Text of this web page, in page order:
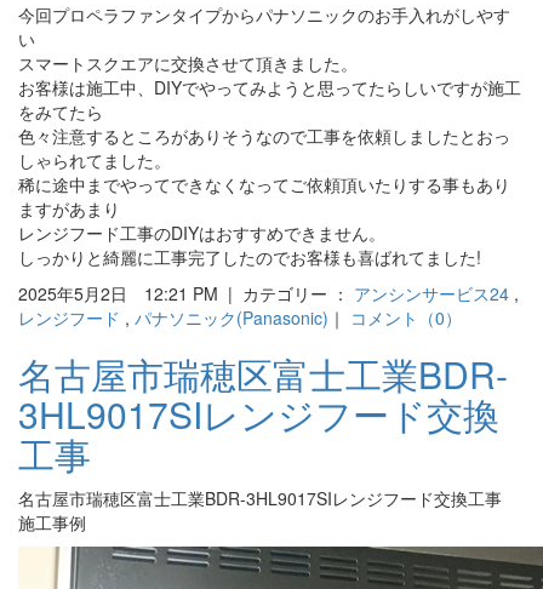
今回プロペラファンタイプからパナソニックのお手入れがしやす
い
スマートスクエアに交換させて頂きました。
お客様は施工中、DIYでやってみようと思ってたらしいですが施工
をみてたら
色々注意するところがありそうなので工事を依頼しましたとおっ
しゃられてました。
稀に途中までやってできなくなってご依頼頂いたりする事もあり
ますがあまり
レンジフード工事のDIYはおすすめできません。
しっかりと綺麗に工事完了したのでお客様も喜ばれてました!
2025年5月2日 12:21 PM | カテゴリー ： アンシンサービス24 ,
レンジフード , パナソニック(Panasonic) ｜ コメント（0）
名古屋市瑞穂区富士工業BDR-
3HL9017SIレンジフード交換
工事
名古屋市瑞穂区富士工業BDR-3HL9017SIレンジフード交換工事
施工事例